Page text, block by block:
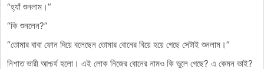
“হ্যাঁ শুনলাম।”
“কি শুনলেন?”
“তোমার বাবা ফোন দিয়ে বলেছেন তোমার বোনের বিয়ে হয়ে গেছে সেটাই শুনলাম।”
নিশাত ভারী আশ্চর্য হলো। এই লোক নিজের বোনের নামও কি ভুলে গেছে? এ কেমন ভাই?